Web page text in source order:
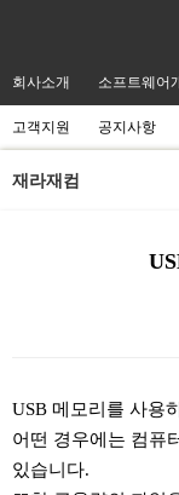
회사소개 소프트웨어
고객지원 공지사항
재라재컴
USB 메모리를 사용
어떤 경우에는 컴퓨
있습니다.